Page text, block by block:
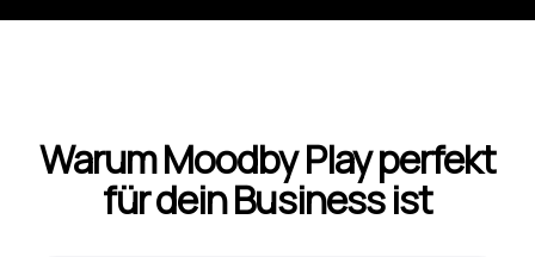
Warum Moodby Play perfekt
für dein Business ist